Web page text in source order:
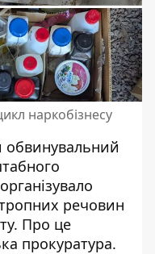
наркобізнесу
обвинувальний
речовин
Про це
прокуратура.